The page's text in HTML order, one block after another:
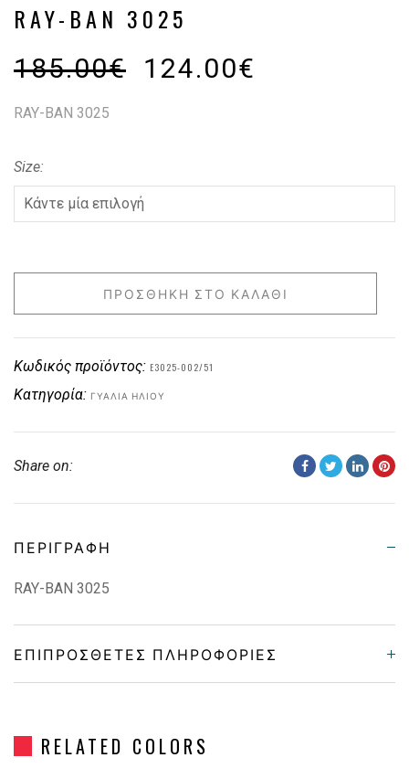
RAY-BAN 3025
185.00€ 124.00€
RAY-BAN 3025
Size
ΠΡΟΣΘΉΚΗ ΣΤΟ ΚΑΛΆΘΙ
Κωδικός προϊόντος: E3025-002/51
Κατηγορία: ΓΥΑΛΙΆ ΗΛΊΟΥ
Share on:
ΠΕΡΙΓΡΑΦΉ
RAY-BAN 3025
ΕΠΙΠΡΌΣΘΕΤΕΣ ΠΛΗΡΟΦΟΡΊΕΣ
Material Μεταλλικό
RELATED COLORS